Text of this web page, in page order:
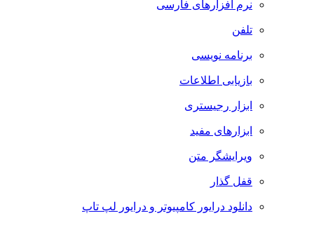
نرم افزارهای فارسی
تلفن
برنامه نویسی
بازیابی اطلاعات
ابزار رجیستری
ابزارهای مفید
ویرایشگر متن
قفل گذار
دانلود درایور کامپیوتر و درایور لپ تاپ